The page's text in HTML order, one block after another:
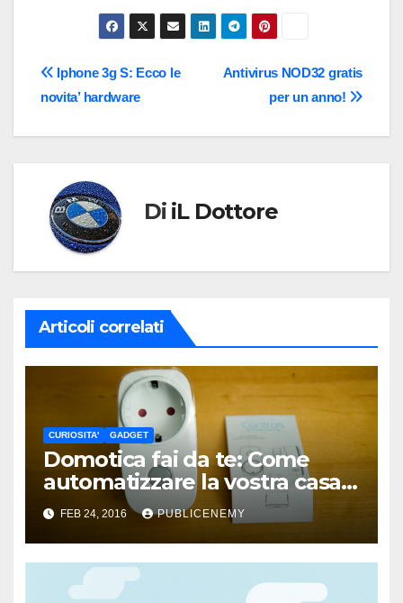
Navigazione
Antivirus NOD32 gratis
per un anno!
Iphone 3g S: Ecco le
novita’ hardware
Di iL Dottore
Articoli correlati
CURIOSITA' GADGET
Domotica fai da te: Come
automatizzare la vostra casa
spendendo poco
FEB 24, 2016 PUBLICENEMY